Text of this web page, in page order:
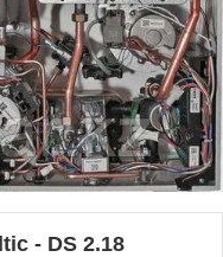
- DS 2.18